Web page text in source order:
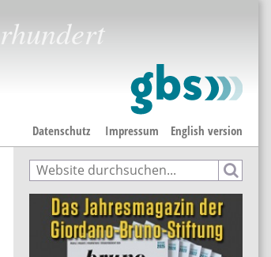
English version
Datenschutz Impressum
Suchformular
Suche